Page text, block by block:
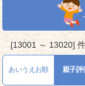
[13001 ～ 13020]
あいうえお順 親子評